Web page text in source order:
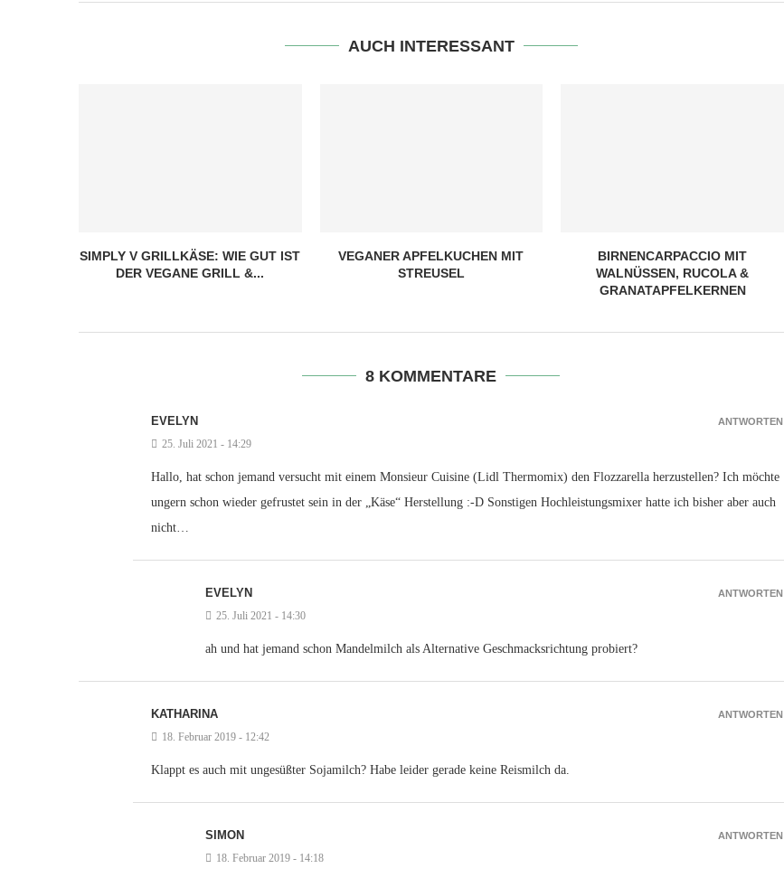
AUCH INTERESSANT
SIMPLY V GRILLKÄSE: WIE GUT IST
DER VEGANE GRILL &...
VEGANER APFELKUCHEN MIT
STREUSEL
BIRNENCARPACCIO MIT
WALNÜSSEN, RUCOLA &
GRANATAPFELKERNEN
8 KOMMENTARE
EVELYN
25. Juli 2021 - 14:29
Hallo, hat schon jemand versucht mit einem Monsieur Cuisine (Lidl Thermomix) den Flozzarella herzustellen? Ich möchte
ungern schon wieder gefrustet sein in der „Käse“ Herstellung :-D Sonstigen Hochleistungsmixer hatte ich bisher aber auch
nicht…
ANTWORTEN
EVELYN
25. Juli 2021 - 14:30
ah und hat jemand schon Mandelmilch als Alternative Geschmacksrichtung probiert?
ANTWORTEN
KATHARINA
18. Februar 2019 - 12:42
Klappt es auch mit ungesüßter Sojamilch? Habe leider gerade keine Reismilch da.
ANTWORTEN
SIMON
18. Februar 2019 - 14:18
ANTWORTEN